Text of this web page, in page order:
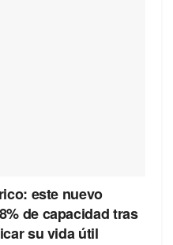
este nuevo
de capacidad tras
su vida útil